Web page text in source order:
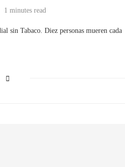
1 minutes read
sin Tabaco. Diez personas mueren cada